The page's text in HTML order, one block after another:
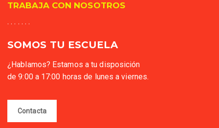
TRABAJA CON NOSOTROS
. . . . . . .
SOMOS TU ESCUELA
¿Hablamos? Estamos a tu disposición
de 9:00 a 17:00 horas de lunes a viernes.
Contacta